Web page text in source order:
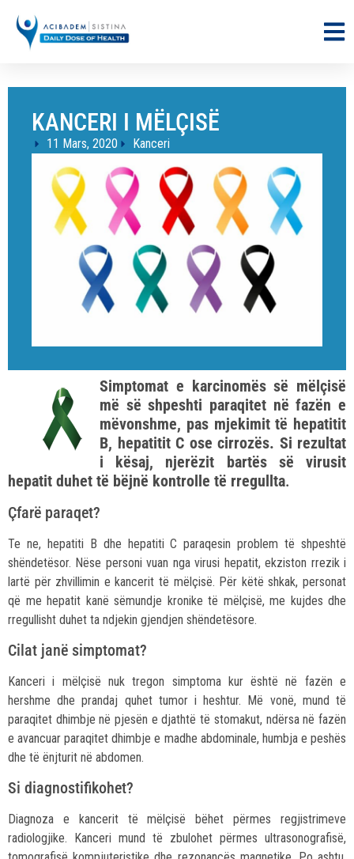
KANCERI I MËLÇISË
11 Mars, 2020 Kanceri
Simptomat e karcinomës së mëlçisë
më së shpeshti paraqitet në fazën e
mëvonshme, pas mjekimit të hepatitit
B, hepatitit C ose cirrozës. Si rezultat
i kësaj, njerëzit bartës së virusit
hepatit duhet të bëjnë kontrolle të rregullta.
Çfarë paraqet?
Te ne, hepatiti B dhe hepatiti C paraqesin problem të shpeshtë
shëndetësor. Nëse personi vuan nga virusi hepatit, ekziston rrezik i
lartë për zhvillimin e kancerit të mëlçisë. Për këtë shkak, personat
që me hepatit kanë sëmundje kronike të mëlçisë, me kujdes dhe
rregullisht duhet ta ndjekin gjendjen shëndetësore.
Cilat janë simptomat?
Kanceri i mëlçisë nuk tregon simptoma kur është në fazën e
hershme dhe prandaj quhet tumor i heshtur. Më vonë, mund të
paraqitet dhimbje në pjesën e djathtë të stomakut, ndërsa në fazën
e avancuar paraqitet dhimbje e madhe abdominale, humbja e peshës
dhe të ënjturit në abdomen.
Si diagnostifikohet?
Diagnoza e kancerit të mëlçisë bëhet përmes regjistrimeve
radiologjike. Kanceri mund të zbulohet përmes ultrasonografisë,